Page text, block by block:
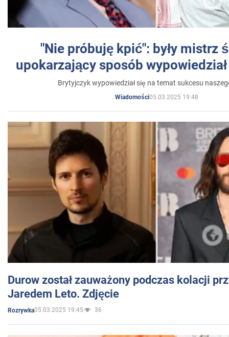
"Nie próbuję kpić": były mistrz
upokarzający sposób
Brytyjczyk wypowiedział się na temat sukcesu
Wiadomości05.03.2025 19:48
Durow został zauważony podczas kolacji
Jaredem Leto. Zdjęcie
Rozrywka05.03.2025 19:45 36